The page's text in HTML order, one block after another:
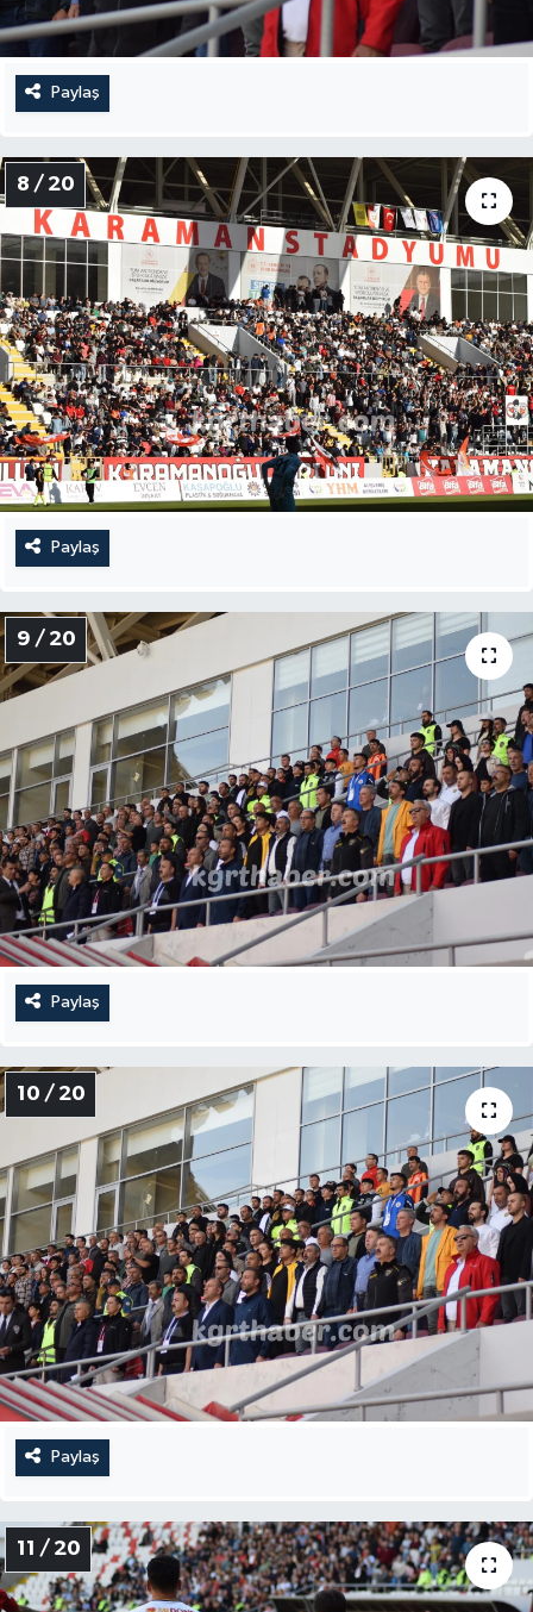
Paylaş
8 / 20
Paylaş
9 / 20
Paylaş
10 / 20
Paylaş
11 / 20